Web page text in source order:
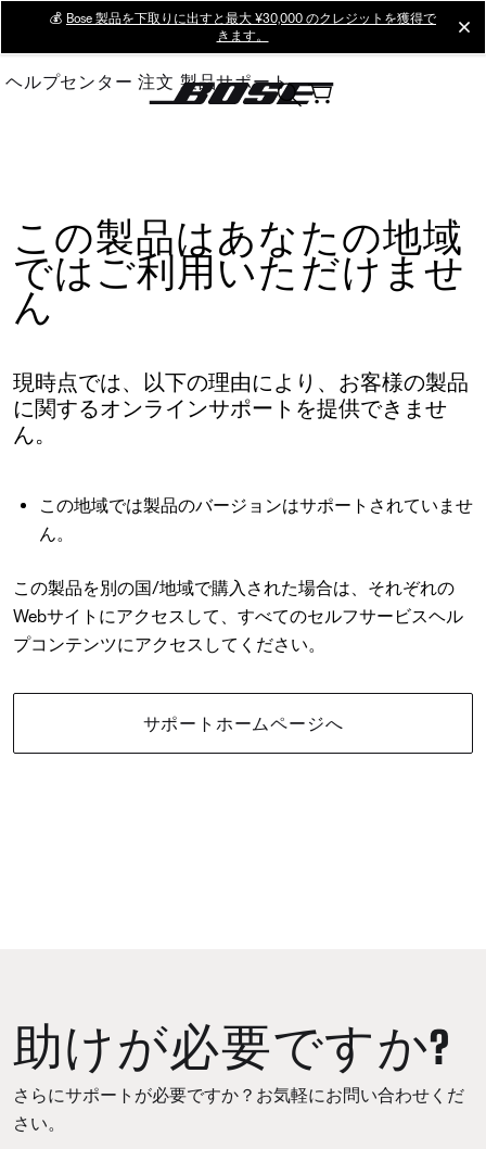
Main
💰 Bose 製品を下取りに出すと最大 ¥30,000 のクレジットを獲得で
きます。
ヘルプセンター 注文 製品サポート
この製品はあなたの地域
ではご利用いただけませ
ん
現時点では、以下の理由により、お客様の製品
に関するオンラインサポートを提供できませ
ん。
この地域では製品のバージョンはサポートされていませ
ん。
この製品を別の国/地域で購入された場合は、それぞれの
Webサイトにアクセスして、すべてのセルフサービスヘル
プコンテンツにアクセスしてください。
サポートホームページへ
助けが必要ですか?
さらにサポートが必要ですか？お気軽にお問い合わせくだ
さい。